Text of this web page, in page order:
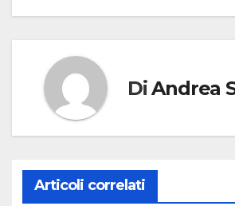
DiAndrea
Articoli correlati